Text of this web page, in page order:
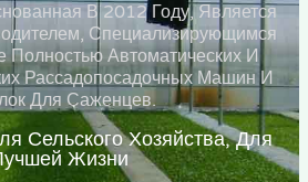
В 2012 Году, Является
Специализирующимся
Полностью Автоматических И
Рассадопосадочных Машин И
Для Саженцев.
Сельского Хозяйства, Для
Жизни